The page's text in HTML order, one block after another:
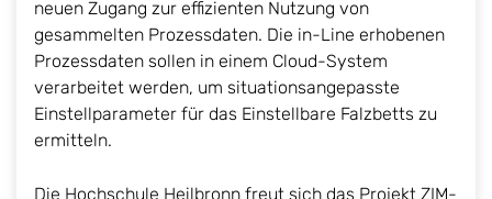
neuen Zugang zur effizienten Nutzung von
gesammelten Prozessdaten. Die in-Line erhobenen
Prozessdaten sollen in einem Cloud-System
verarbeitet werden, um situationsangepasste
Einstellparameter für das Einstellbare Falzbetts zu
ermitteln.
Die Hochschule Heilbronn freut sich das Projekt ZIM-